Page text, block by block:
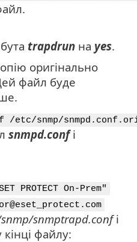
trapdrun на yes.
оригінально
файл буде
/etc/snmp/
snmpd.confі
PROTECT On-Prem"
snmptrapd.confі
файлу: